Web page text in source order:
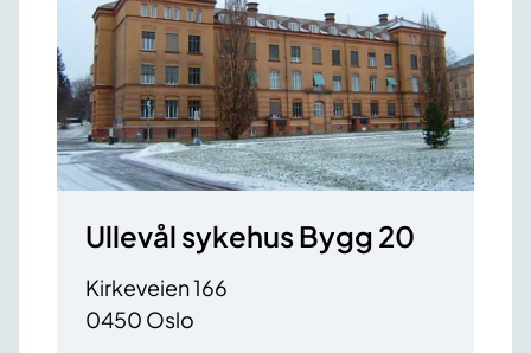
Ullevål sykehus Bygg 20
Kirkeveien 166
0450 Oslo